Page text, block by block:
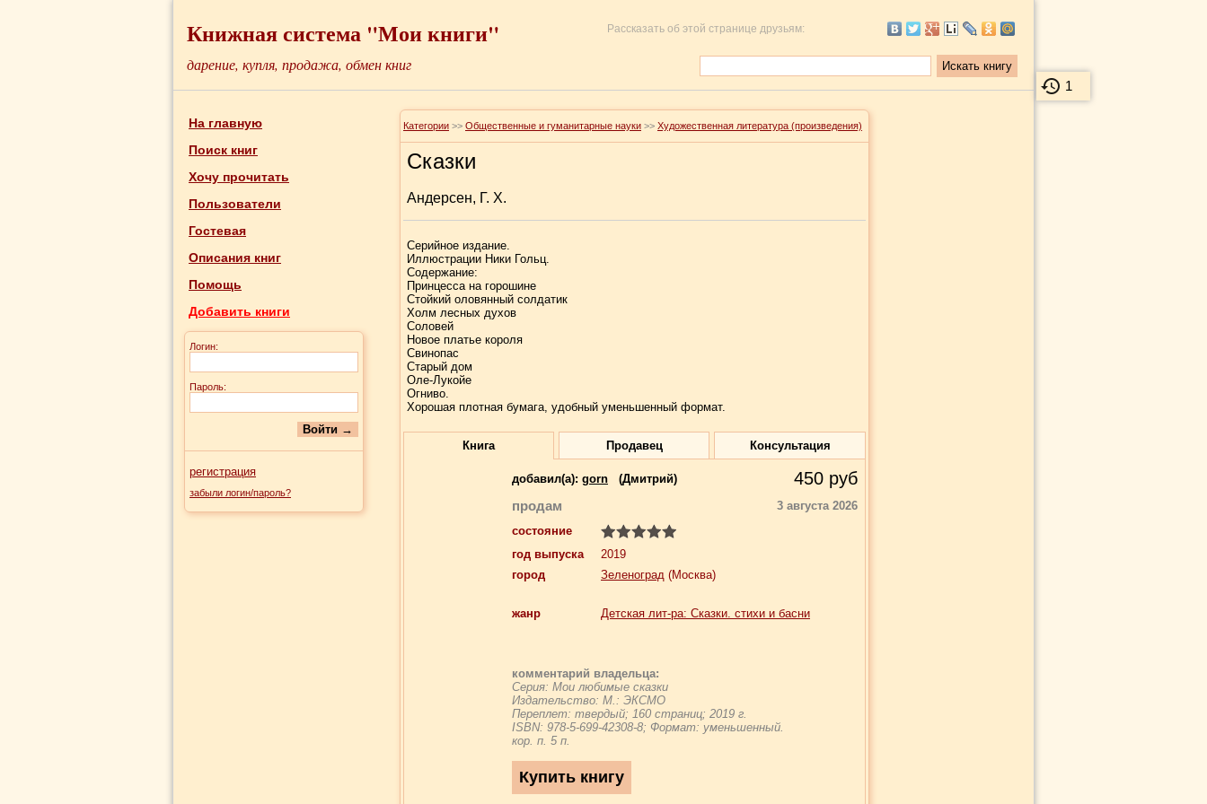
1
Книжная система "Мои книги" Рассказать об этой странице друзьям:
дарение, купля, продажа, обмен книг
На главную
Поиск книг
Хочу прочитать
Пользователи
Гостевая
Описания книг
Помощь
Добавить книги
Логин:
Пароль:
регистрация
забыли логин/пароль?
Категории >> Общественные и гуманитарные науки >> Художественная литература (произведения)
Сказки
Андерсен, Г. Х.
Серийное издание.
Иллюстрации Ники Гольц.
Содержание:
Принцесса на горошине
Стойкий оловянный солдатик
Холм лесных духов
Соловей
Новое платье короля
Свинопас
Старый дом
Оле-Лукойе
Огниво.
Хорошая плотная бумага, удобный уменьшенный формат.
Книга Продавец Консультация
добавил(a): gorn (Дмитрий) 450 руб
продам
3 августа 2026
состояние
год выпуска
2019
город
Зеленоград (Москва)
жанр Детская лит-ра: Сказки. стихи и басни
комментарий владельца:
Серия: Мои любимые сказки
Издательство: М.: ЭКСМО
Переплет: твердый; 160 страниц; 2019 г.
ISBN: 978-5-699-42308-8; Формат: уменьшенный.
кор. п. 5 п.